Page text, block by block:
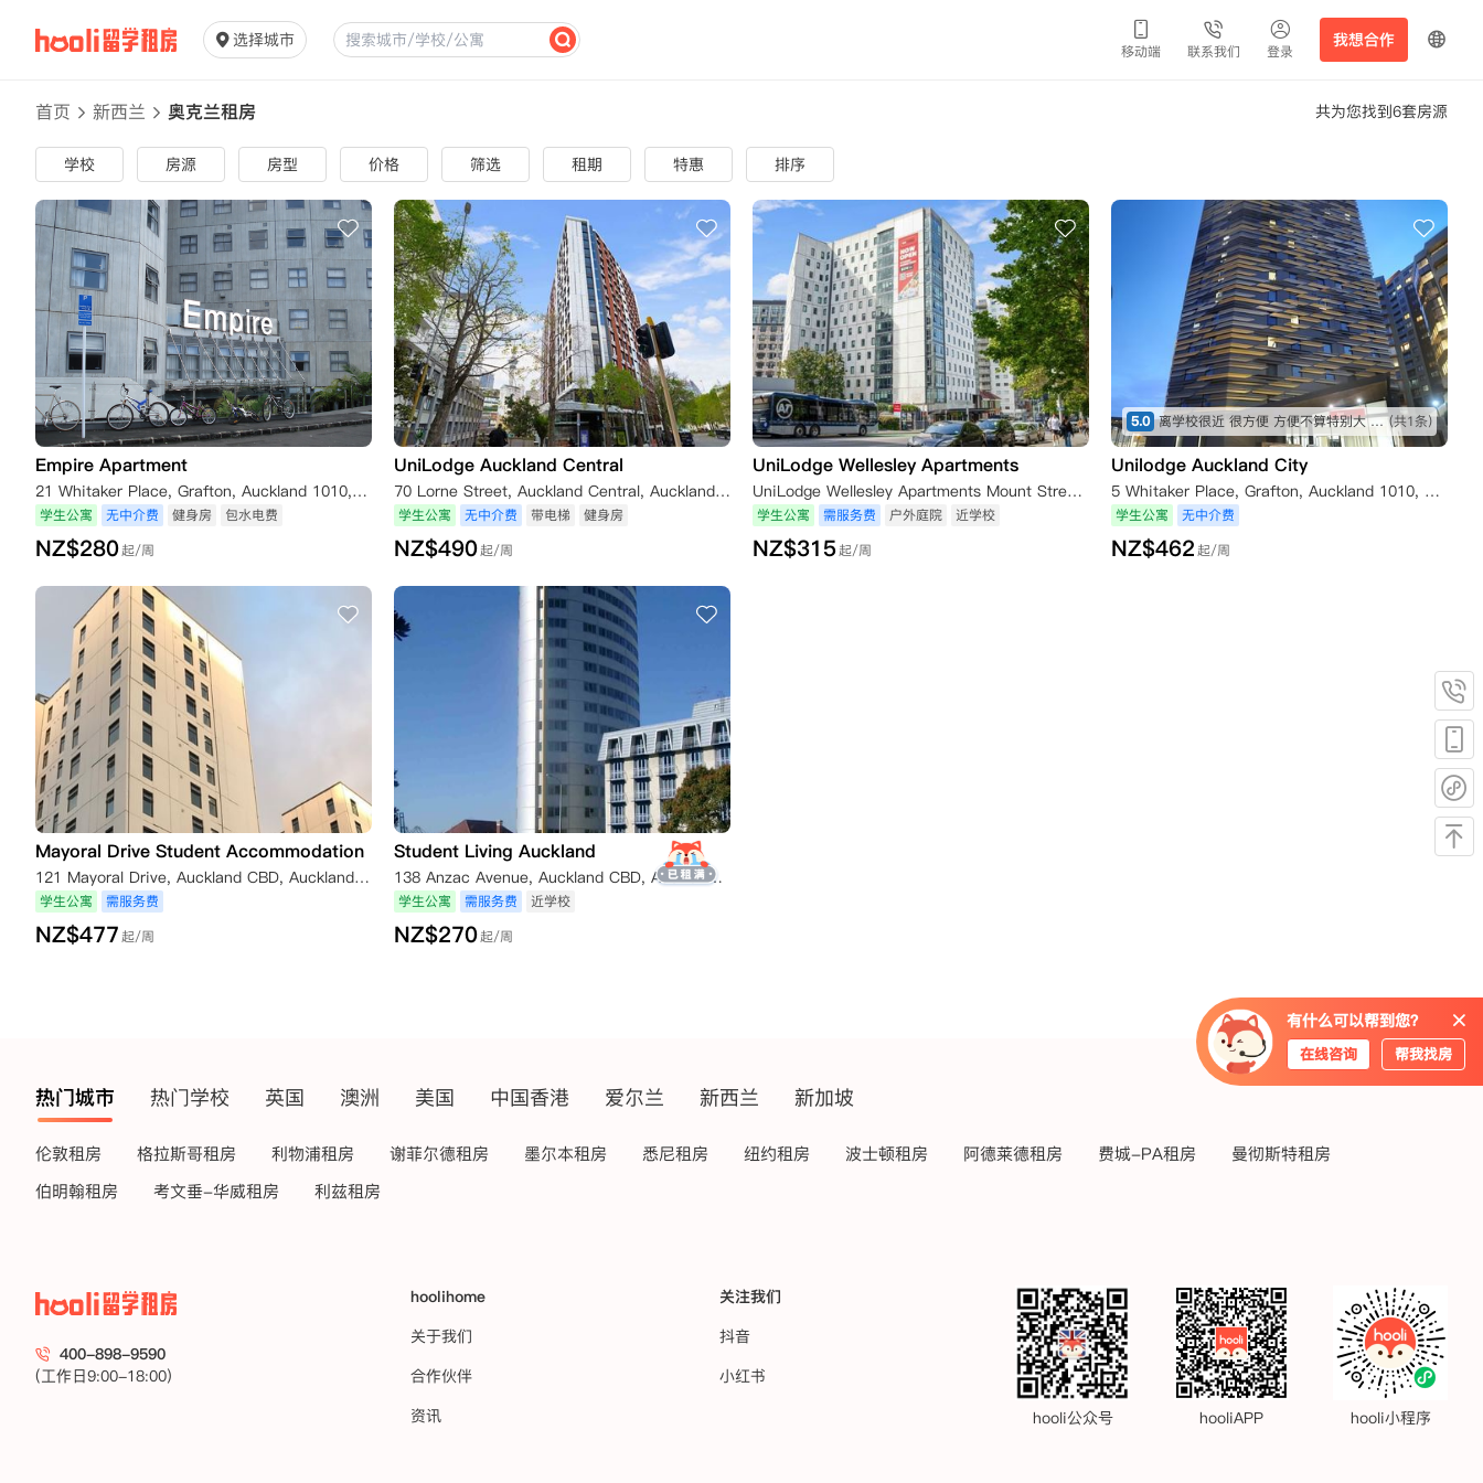
选择城市
移动端 联系我们 登录
我想合作
首页 新西兰 奥克兰租房 共为您找到6套房源
学校 房源 房型 价格 筛选 租期 特惠 排序
Empire Apartment
21 Whitaker Place, Grafton, Auckland 1010, New Zealand
学生公寓 无中介费 健身房 包水电费
NZ$280起/周
UniLodge Auckland Central
70 Lorne Street, Auckland Central, Auckland, New Zealand
学生公寓 无中介费 带电梯 健身房
NZ$490起/周
UniLodge Wellesley Apartments
UniLodge Wellesley Apartments Mount Street, Grafton, Auckland, New Zealand
学生公寓 需服务费 户外庭院 近学校
NZ$315起/周
5.0 离学校很近 很方便 方便不算特别大 但是够用 挺好的 (共1条)
Unilodge Auckland City
5 Whitaker Place, Grafton, Auckland 1010, New Zealand
学生公寓 无中介费
NZ$462起/周
Mayoral Drive Student Accommodation
121 Mayoral Drive, Auckland CBD, Auckland 1010, New Zealand
学生公寓 需服务费
NZ$477起/周
Student Living Auckland
138 Anzac Avenue, Auckland CBD, Auckland 1010, Auckland, New Zealand
学生公寓 需服务费 近学校
NZ$270起/周
热门城市 热门学校 英国 澳洲 美国 中国香港 爱尔兰 新西兰 新加坡
伦敦租房 格拉斯哥租房 利物浦租房 谢菲尔德租房 墨尔本租房 悉尼租房 纽约租房 波士顿租房 阿德莱德租房 费城-PA租房
曼彻斯特租房
伯明翰租房
考文垂-华威租房 利兹租房
400-898-9590
(工作日9:00-18:00)
hoolihome
关于我们
合作伙伴
资讯
关注我们
抖音
小红书
hooli公众号
hooliAPP hooli小程序
有什么可以帮到您？
在线咨询 帮我找房